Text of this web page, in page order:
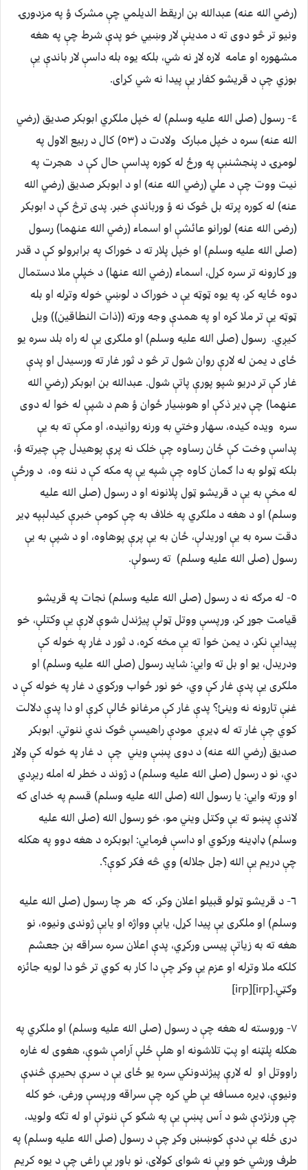
(رضي الله عنه) عبدالله بن اريقط الديلمي چې مشرک ؤ په مزدورۍ
ونيو تر څو دوى ته د مدينې لار وښيي خو پدې شرط چې په هغه
مشهوره او عامه لاره لاړ نه شي، بلکه يوه بله داسې لار باندې يې
بوزي چې د قريشو کفار يې پيدا نه شي کړاى.
٤- رسول (صلى الله عليه وسلم) له خپل ملګري ابوبکر صديق (رضي
الله عنه) سره د خپل مبارک ولادت د (٥٣) کال د ربيع الاول په
لومړۍ د پنجشنبې په ورځ له کوره پداسې حال کې د هجرت په
نيت ووت چې د علي (رضي الله عنه) او د ابوبکر صديق (رضي الله
عنه) له کوره پرته بل څوک نه ؤ ورباندې خبر. پدى ترڅ کې د ابوبکر
(رضى الله عنه) لورانو عائشې او اسماء (رضي الله عنهما) رسول
(صلى الله عليه وسلم) او خپل پلار ته د خوراک په برابرولو کې د قدر
وړ کارونه تر سره کړل، اسماء (رضي الله عنها) د خپلې ملا دستمال
دوه ځايه کړ، په يوه ټوټه يې د خوراک د لوښي خوله وتړله او بله
ټوټه يې تر ملا کړه او په همدې وجه ورته ((ذات النطاقين)) ويل
کيږي. رسول (صلى الله عليه وسلم) او ملګرى يې له راه بلد سره يو
ځاى د يمن له لارې روان شول تر څو د ثور غار ته ورسيدل او پدې
غار کې تر دريو شپو پورې پاتې شول. عبدالله بن ابوبکر (رضي الله
عنهما) چې ډير ذکې او هوښيار ځوان ؤ هم د شپې له خوا له دوى
سره ويده کيده، سهار وختي به ورنه روانيده، او مکې ته به يې
پداسې وخت کې ځان رساوه چې خلک نه پرې پوهيدل چې چيرته ؤ،
بلکه ټولو به دا ګمان کاوه چې شپه يې په مکه کې د ننه وه، د ورځې
له مخې به يې د قريشو ټول پلانونه او د رسول (صلى الله عليه
وسلم) او د هغه د ملګري په خلاف به چې کومې خبرې کيدلېپه ډير
دقت سره به يې اوريدلې، ځان به يې پرې پوهاوه، او د شپې به يې
رسول (صلى الله عليه وسلم) ته رسولې.
٥- له مرګه نه د رسول (صلى الله عليه وسلم) نجات په قريشو
قيامت جوړ کړ، ورپسې ووتل ټولې پيژندل شوې لارې يې وکتلې، خو
پيدايې نکړ، د يمن خوا ته يې مخه کړه، د ثور د غار په خوله کې
ودريدل، يو او بل ته وايي: شايد رسول (صلى الله عليه وسلم) او
ملګرى يې پدې غار کې وي، خو نور ځواب ورکوي د غار په خوله کې د
غڼې تارونه نه وينئ؟ پدې غار کې مرغانو ځالې کړې او دا پدې دلالت
کوي چې غار ته له ډيرې مودې راهيسې څوک ندي ننوتي. ابوبکر
صديق (رضي الله عنه) د دوى پښې ويني چې د غار په خوله کې ولاړ
دي، نو د رسول (صلى الله عليه وسلم) د ژوند د خطر له امله ريږدي
او ورته وايي: يا رسول الله (صلى الله عليه وسلم) قسم په خداى که
لاندې پښو ته يې وکتل ويني مو، خو رسول الله (صلى الله عليه
وسلم) ډاډينه ورکوي او داسې فرمايي: ابوبکره د هغه دوو په هکله
چې دريم يې الله (جل جلاله) وي څه فکر کوې؟.
٦- د قريشو ټولو قبيلو اعلان وکړ، که هر چا رسول (صلى الله عليه
وسلم) او ملګرى يې پيدا کړل، يايې وواژه او يايې ژوندى ونيوه، نو
هغه ته به زياتې پيسى ورکړي، پدې اعلان سره سراقه بن جعشم
کلکه ملا وتړله او عزم يې وکړ چې دا کار به کوي تر څو دا لويه جائزه
وګټي.[irp][irp]
٧- وروسته له هغه چې د رسول (صلى الله عليه وسلم) او ملګري په
هکله پلټنه او پټ تلاشونه او هلې ځلې آرامې شوې، هغوى له غاره
راووتل او له لارې پيژندونکي سره يو ځاى يې د سرې بحيرې څنډې
ونيوې، ډيره مسافه يې طي کړه چې سراقه ورپسې ورغى، خو کله
چې ورنژدې شو د آس پښې يې په شګو کې ننوتې او له تګه ولويد،
درى ځله يې ددې کوښښ وکړ چې د رسول (صلى الله عليه وسلم) په
طرف ورشي خو ويې نه شواى کولاى، نو باور يې راغى چې د يوه کريم